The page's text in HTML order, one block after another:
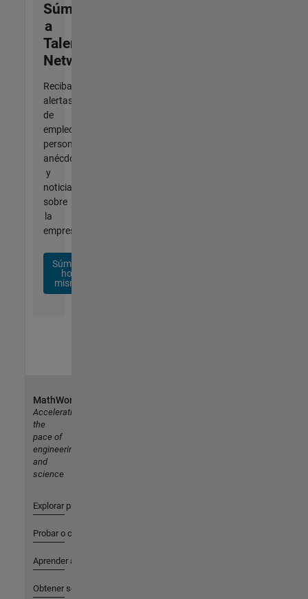
Súmese
a
Talent
Network
Reciba
alertas
de
empleo
personalizadas,
anécdotas
y
noticias
sobre
la
empresa.
Súmese
hoy
mismo
MathWorks
Accelerating
the
pace of
engineering
and
science
Explorar productos
Probar o comprar
Aprender a utilizar
Obtener soporte